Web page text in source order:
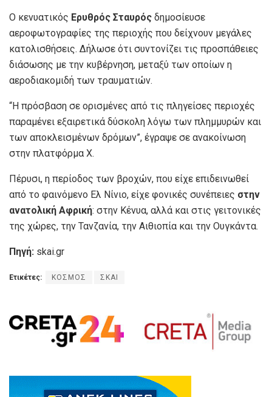
Ο κενυατικός Ερυθρός Σταυρός δημοσίευσε
αεροφωτογραφίες της περιοχής που δείχνουν μεγάλες
κατολισθήσεις. Δήλωσε ότι συντονίζει τις προσπάθειες
διάσωσης με την κυβέρνηση, μεταξύ των οποίων η
αεροδιακομιδή των τραυματιών.
“Η πρόσβαση σε ορισμένες από τις πληγείσες περιοχές
παραμένει εξαιρετικά δύσκολη λόγω των πλημμυρών και
των αποκλεισμένων δρόμων”, έγραψε σε ανακοίνωση
στην πλατφόρμα X.
Πέρυσι, η περίοδος των βροχών, που είχε επιδεινωθεί
από το φαινόμενο Ελ Νίνιο, είχε φονικές συνέπειες στην
ανατολική Αφρική: στην Κένυα, αλλά και στις γειτονικές
της χώρες, την Τανζανία, την Αιθιοπία και την Ουγκάντα.
Πηγή: skai.gr
Ετικέτες: ΚΟΣΜΟΣ ΣΚΑΙ